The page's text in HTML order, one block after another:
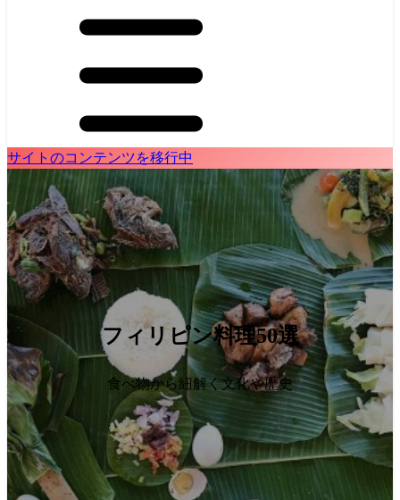
サイトのコンテンツを移行中
フィリピン料理50選
食べ物から紐解く文化や歴史